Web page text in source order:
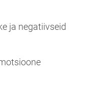
ja negatiivseid